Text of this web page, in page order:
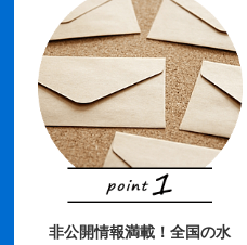
非公開情報満載！全国の水